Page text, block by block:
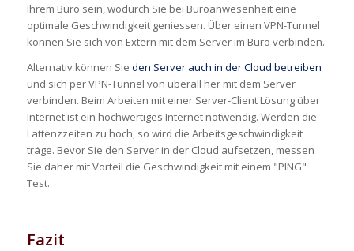
Ihrem Büro sein, wodurch Sie bei Büroanwesenheit eine
optimale Geschwindigkeit geniessen. Über einen VPN-Tunnel
können Sie sich von Extern mit dem Server im Büro verbinden.
Alternativ können Sie den Server auch in der Cloud betreiben
und sich per VPN-Tunnel von überall her mit dem Server
verbinden. Beim Arbeiten mit einer Server-Client Lösung über
Internet ist ein hochwertiges Internet notwendig. Werden die
Lattenzzeiten zu hoch, so wird die Arbeitsgeschwindigkeit
träge. Bevor Sie den Server in der Cloud aufsetzen, messen
Sie daher mit Vorteil die Geschwindigkeit mit einem "PING"
Test.
Fazit